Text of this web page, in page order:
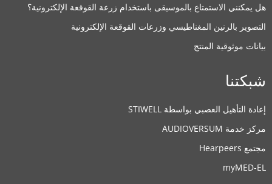
هل يمكنني الاستمتاع بالموسيقى باستخدام زرعة القوقعة الإلكترونية؟
التصوير بالرنين المغناطيسي وزرعات القوقعة الإلكترونية
بيانات موثوقية المنتج
شبكتنا
إعادة التأهيل العصبي بواسطة STIWELL
مركز خدمة AUDIOVERSUM
مجتمع Hearpeers
myMED‑EL